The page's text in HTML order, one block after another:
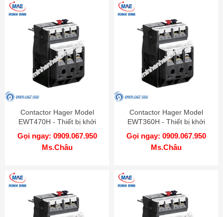
Contactor Hager Model
EWT470H - Thiết bị khởi
động từ
Gọi ngay: 0909.067.950
Ms.Châu
Contactor Hager Model
EWT360H - Thiết bị khởi
động từ
Gọi ngay: 0909.067.950
Ms.Châu